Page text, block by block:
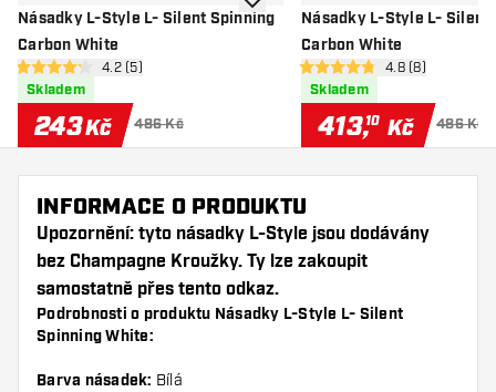
Násadky L-Style L- Silent Spinning
Carbon White
otevřít panel recenzí
4.2 hodnoticí hvězdičky
4.2 (5)
Skladem
243Kč 486 Kč
Přidat do seznamu přání
Násadky L-Style L- Silent
Carbon White
otevřít panel
4.8 hodnoticí hvězdičky
4.8 (8)
Skladem
413,10 Kč 486 Kč
INFORMACE O PRODUKTU
Upozornění: tyto násadky L-Style jsou dodávány
bez Champagne Kroužky. Ty lze zakoupit
samostatně přes tentoodkaz.
Podrobnosti o produktu Násadky L-Style L- Silent
Spinning White:
Barva násadek: Bílá